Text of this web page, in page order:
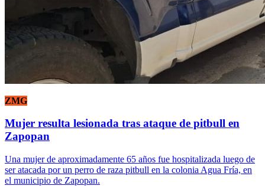
ZMG
Mujer resulta lesionada tras ataque de pitbull en
Zapopan
Una mujer de aproximadamente 65 años fue hospitalizada luego de
ser atacada por un perro de raza pitbull en la colonia Agua Fría, en
el municipio de Zapopan.